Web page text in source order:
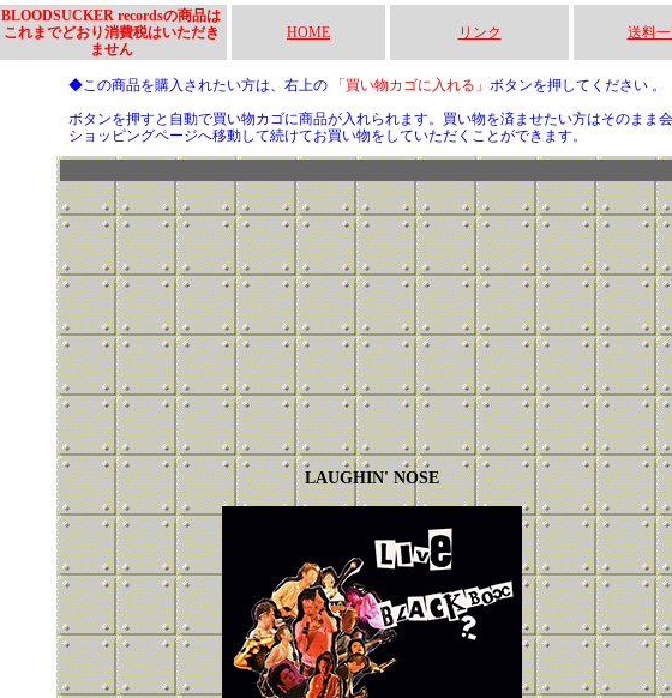
BLOODSUCKER recordsの商品は
これまでどおり消費税はいただき
ません
HOME リンク 送料
◆この商品を購入されたい方は、右上の 「買い物カゴに入れる」 ボタンを押してください 。
ボタンを押すと自動で買い物カゴに商品が入れられます。買い物を済ませたい方はそのま
ショッピングページへ移動して続けてお買い物をしていただくことができます。
LAUGHIN' NOSE